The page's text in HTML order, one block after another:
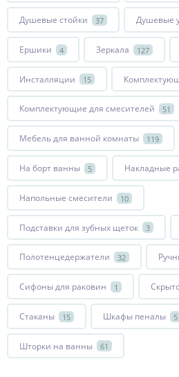
Душевые стойки 37 Душевые
Ершики 4 Зеркала 127
Инсталляции 15
Комплектующие для смесителей 51
Мебель для ванной комнаты 119
На борт ванны 5 Накладные
Напольные смесители 10
Подставки для зубных щеток 3
Полотенцедержатели 32
Сифоны для раковин 1
Стаканы 15 Шкафы пеналы 5
Шторки на ванны 61